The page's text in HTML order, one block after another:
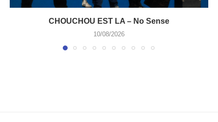
CHOUCHOU EST LA – No Sense
10/08/2026